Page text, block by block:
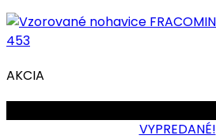
AKCIA
VYPREDANÉ!